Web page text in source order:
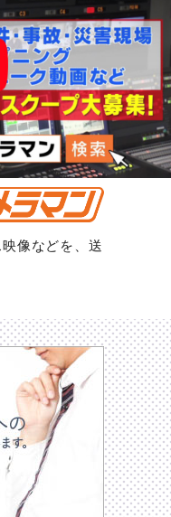
像などを、送